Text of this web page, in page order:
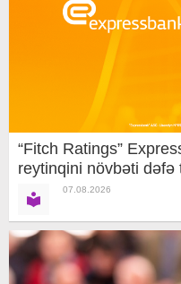
“Fitch Ratings”
reytinqini növbəti dəfə
07.08.2026